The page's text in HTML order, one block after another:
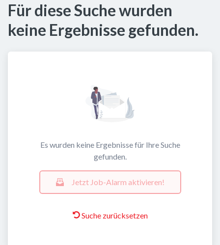
Für diese Suche wurden
keine Ergebnisse gefunden.
Es wurden keine Ergebnisse für Ihre Suche
gefunden.
Jetzt Job-Alarm aktivieren!
Suche zurücksetzen